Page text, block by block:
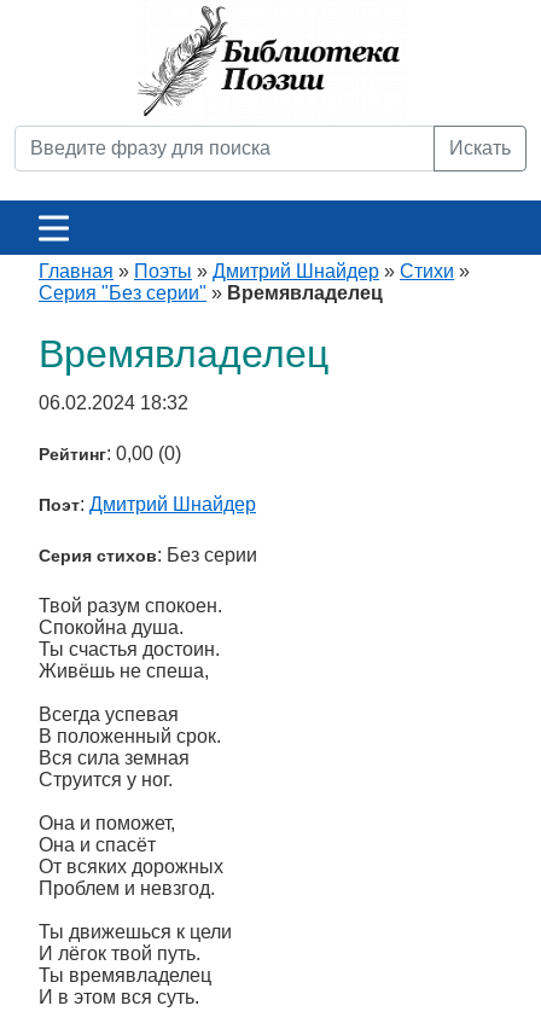
Искать
Главная » Поэты » Дмитрий Шнайдер » Стихи »
Серия "Без серии" » Времявладелец
Времявладелец
06.02.2024 18:32
Рейтинг: 0,00 (0)
Поэт: Дмитрий Шнайдер
Серия стихов: Без серии
Твой разум спокоен.
Спокойна душа.
Ты счастья достоин.
Живёшь не спеша,
Всегда успевая
В положенный срок.
Вся сила земная
Струится у ног.
Она и поможет,
Она и спасёт
От всяких дорожных
Проблем и невзгод.
Ты движешься к цели
И лёгок твой путь.
Ты времявладелец
И в этом вся суть.